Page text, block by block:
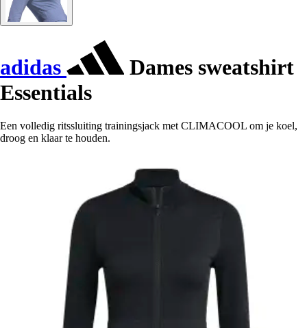
adidas
Dames sweatshirt
Essentials
Een volledig ritssluiting trainingsjack met CLIMACOOL om je koel,
droog en klaar te houden.